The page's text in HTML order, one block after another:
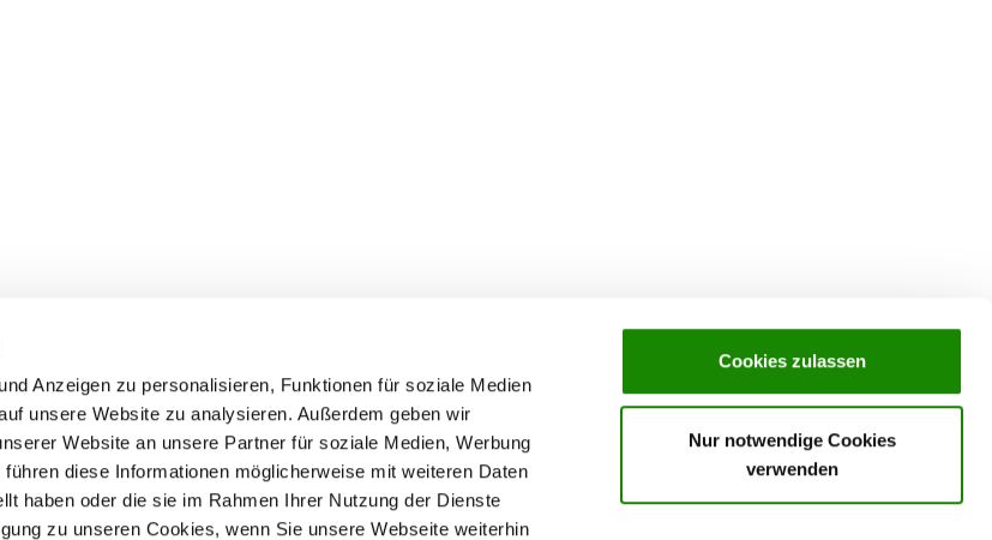
Anzeigen zu personalisieren, Funktionen für soziale Medien
unsere Website zu analysieren. Außerdem geben wir
Website an unsere Partner für soziale Medien, Werbung
diese Informationen möglicherweise mit weiteren Daten
haben oder die sie im Rahmen Ihrer Nutzung der Dienste
zu unseren Cookies, wenn Sie unsere Webseite weiterhin
Cookies zulassen
Nur notwendige Cookies
verwenden
Events
Association's main events
Supra-regional events VDH/FCI
Service
Become a member
Paymentsystem